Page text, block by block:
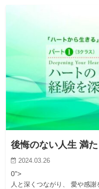
後悔のない人生 満
2024.03.26
0">
人と深くつながり、 愛や感